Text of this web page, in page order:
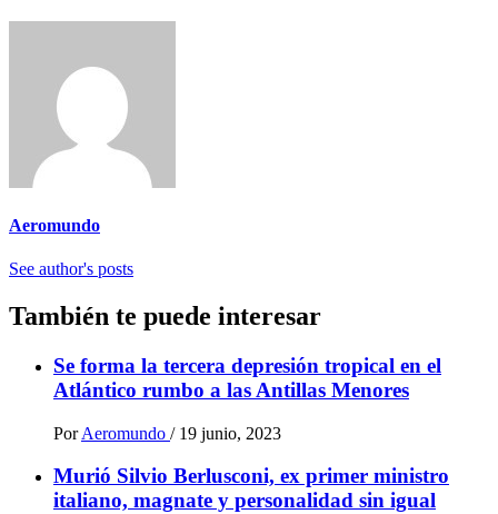
Aeromundo
See author's posts
También te puede interesar
Se forma la tercera depresión tropical en el
Atlántico rumbo a las Antillas Menores
Por Aeromundo / 19 junio, 2023
Murió Silvio Berlusconi, ex primer ministro
italiano, magnate y personalidad sin igual